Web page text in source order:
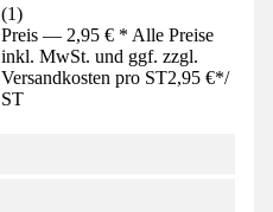
(1)
Preis — 2,95 € * Alle Preise
inkl. MwSt. und ggf. zzgl.
Versandkosten pro ST2,95 €*/
ST